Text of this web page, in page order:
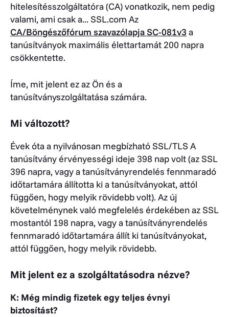
hitelesítésszolgáltatóra (CA) vonatkozik, nem pedig
valami, ami csak a... SSL.com Az
CA/Böngészőfórum szavazólapja SC-081v3 a
tanúsítványok maximális élettartamát 200 napra
csökkentette.
Íme, mit jelent ez az Ön és a
tanúsítványszolgáltatása számára.
Mi változott?
Évek óta a nyilvánosan megbízható SSL/TLS A
tanúsítvány érvényességi ideje 398 nap volt (az SSL
396 napra, vagy a tanúsítványrendelés fennmaradó
időtartamára állította ki a tanúsítványokat, attól
függően, hogy melyik rövidebb volt). Az új
követelménynek való megfelelés érdekében az SSL
mostantól 198 napra, vagy a tanúsítványrendelés
fennmaradó időtartamára állít ki tanúsítványokat,
attól függően, hogy melyik rövidebb.
Mit jelent ez a szolgáltatásodra nézve?
K: Még mindig fizetek egy teljes évnyi
biztosítást?